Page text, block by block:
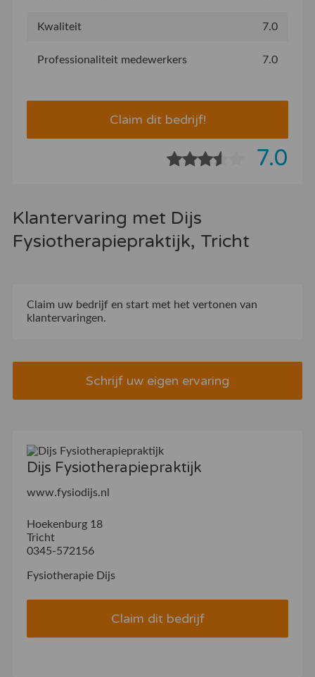
Kwaliteit 7.0
Professionaliteit medewerkers 7.0
Claim dit bedrijf!
7.0
Klantervaring met Dijs
Fysiotherapiepraktijk, Tricht
Claim uw bedrijfen start met het vertonen van
klantervaringen.
Schrijf uw eigen ervaring
Dijs Fysiotherapiepraktijk
www.fysiodijs.nl
Hoekenburg 18
Tricht
0345-572156
Fysiotherapie Dijs
Claim dit bedrijf